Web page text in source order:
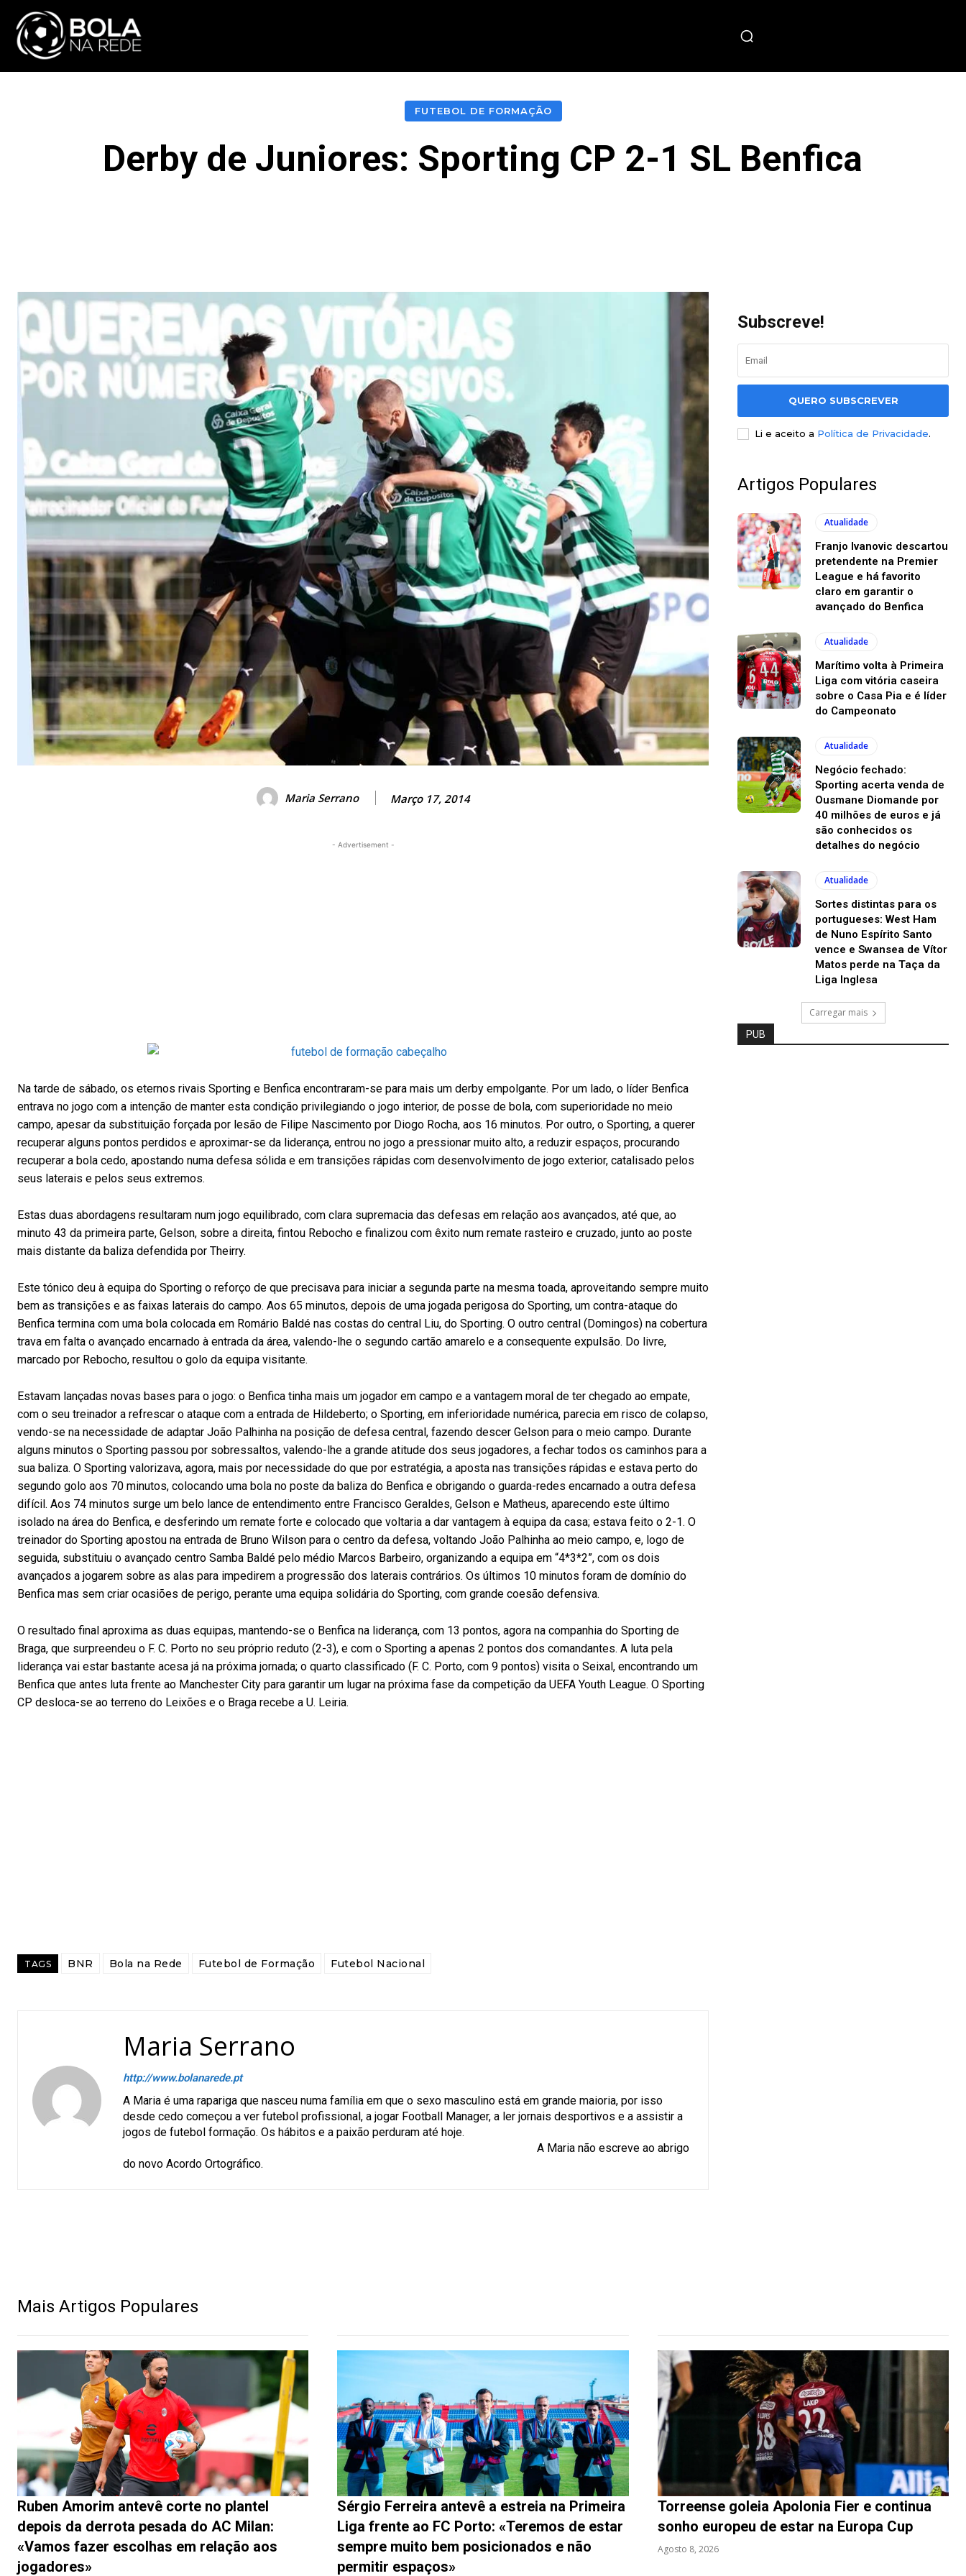
FUTEBOL DE FORMAÇÃO
Derby de Juniores: Sporting CP 2-1 SL Benfica
Maria Serrano Março 17, 2014
- Advertisement -
Na tarde de sábado, os eternos rivais Sporting e Benfica encontraram-se para mais um derby empolgante. Por um lado, o líder Benfica
entrava no jogo com a intenção de manter esta condição privilegiando o jogo interior, de posse de bola, com superioridade no meio
campo, apesar da substituição forçada por lesão de Filipe Nascimento por Diogo Rocha, aos 16 minutos. Por outro, o Sporting, a querer
recuperar alguns pontos perdidos e aproximar-se da liderança, entrou no jogo a pressionar muito alto, a reduzir espaços, procurando
recuperar a bola cedo, apostando numa defesa sólida e em transições rápidas com desenvolvimento de jogo exterior, catalisado pelos
seus laterais e pelos seus extremos.
Estas duas abordagens resultaram num jogo equilibrado, com clara supremacia das defesas em relação aos avançados, até que, ao
minuto 43 da primeira parte, Gelson, sobre a direita, fintou Rebocho e finalizou com êxito num remate rasteiro e cruzado, junto ao poste
mais distante da baliza defendida por Theirry.
Este tónico deu à equipa do Sporting o reforço de que precisava para iniciar a segunda parte na mesma toada, aproveitando sempre muito
bem as transições e as faixas laterais do campo. Aos 65 minutos, depois de uma jogada perigosa do Sporting, um contra-ataque do
Benfica termina com uma bola colocada em Romário Baldé nas costas do central Liu, do Sporting. O outro central (Domingos) na cobertura
trava em falta o avançado encarnado à entrada da área, valendo-lhe o segundo cartão amarelo e a consequente expulsão. Do livre,
marcado por Rebocho, resultou o golo da equipa visitante.
Estavam lançadas novas bases para o jogo: o Benfica tinha mais um jogador em campo e a vantagem moral de ter chegado ao empate,
com o seu treinador a refrescar o ataque com a entrada de Hildeberto; o Sporting, em inferioridade numérica, parecia em risco de colapso,
vendo-se na necessidade de adaptar João Palhinha na posição de defesa central, fazendo descer Gelson para o meio campo. Durante
alguns minutos o Sporting passou por sobressaltos, valendo-lhe a grande atitude dos seus jogadores, a fechar todos os caminhos para a
sua baliza. O Sporting valorizava, agora, mais por necessidade do que por estratégia, a aposta nas transições rápidas e estava perto do
segundo golo aos 70 minutos, colocando uma bola no poste da baliza do Benfica e obrigando o guarda-redes encarnado a outra defesa
difícil. Aos 74 minutos surge um belo lance de entendimento entre Francisco Geraldes, Gelson e Matheus, aparecendo este último
isolado na área do Benfica, e desferindo um remate forte e colocado que voltaria a dar vantagem à equipa da casa; estava feito o 2-1. O
treinador do Sporting apostou na entrada de Bruno Wilson para o centro da defesa, voltando João Palhinha ao meio campo, e, logo de
seguida, substituiu o avançado centro Samba Baldé pelo médio Marcos Barbeiro, organizando a equipa em “4*3*2”, com os dois
avançados a jogarem sobre as alas para impedirem a progressão dos laterais contrários. Os últimos 10 minutos foram de domínio do
Benfica mas sem criar ocasiões de perigo, perante uma equipa solidária do Sporting, com grande coesão defensiva.
O resultado final aproxima as duas equipas, mantendo-se o Benfica na liderança, com 13 pontos, agora na companhia do Sporting de
Braga, que surpreendeu o F. C. Porto no seu próprio reduto (2-3), e com o Sporting a apenas 2 pontos dos comandantes. A luta pela
liderança vai estar bastante acesa já na próxima jornada; o quarto classificado (F. C. Porto, com 9 pontos) visita o Seixal, encontrando um
Benfica que antes luta frente ao Manchester City para garantir um lugar na próxima fase da competição da UEFA Youth League. O Sporting
CP desloca-se ao terreno do Leixões e o Braga recebe a U. Leiria.
TAGS BNR Bola na Rede Futebol de Formação Futebol Nacional
Maria Serrano
http://www.bolanarede.pt
A Maria é uma rapariga que nasceu numa família em que o sexo masculino está em grande maioria, por isso
desde cedo começou a ver futebol profissional, a jogar Football Manager, a ler jornais desportivos e a assistir a
jogos de futebol formação. Os hábitos e a paixão perduram até hoje.
A Maria não escreve ao abrigo
do novo Acordo Ortográfico.
Subscreve!
QUERO SUBSCREVER
Li e aceito a Política de Privacidade.
Artigos Populares
Atualidade
Franjo Ivanovic descartou
pretendente na Premier
League e há favorito
claro em garantir o
avançado do Benfica
Atualidade
Marítimo volta à Primeira
Liga com vitória caseira
sobre o Casa Pia e é líder
do Campeonato
Atualidade
Negócio fechado:
Sporting acerta venda de
Ousmane Diomande por
40 milhões de euros e já
são conhecidos os
detalhes do negócio
Atualidade
Sortes distintas para os
portugueses: West Ham
de Nuno Espírito Santo
vence e Swansea de Vítor
Matos perde na Taça da
Liga Inglesa
Carregar mais
PUB
Mais Artigos Populares
Ruben Amorim antevê corte no plantel
depois da derrota pesada do AC Milan:
«Vamos fazer escolhas em relação aos
jogadores»
Sérgio Ferreira antevê a estreia na Primeira
Liga frente ao FC Porto: «Teremos de estar
sempre muito bem posicionados e não
permitir espaços»
Torreense goleia Apolonia Fier e continua
sonho europeu de estar na Europa Cup
Agosto 8, 2026